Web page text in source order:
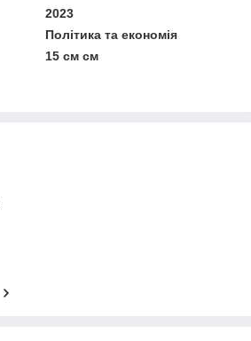
2023
Політика та економія
15 см см